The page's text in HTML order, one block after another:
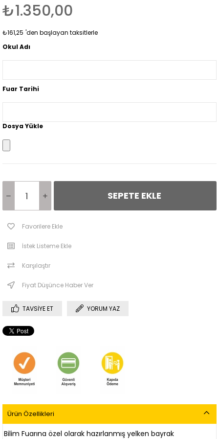
₺1.350,00
₺161,25 'den başlayan taksitlerle
Okul Adı
Fuar Tarihi
Dosya Yükle
Favorilere Ekle
İstek Listeme Ekle
Karşılaştır
Fiyat Düşünce Haber Ver
TAVSIYE ET YORUM YAZ
Ürün Özellikleri
Bilim Fuarına özel olarak hazırlanmış yelken bayrak